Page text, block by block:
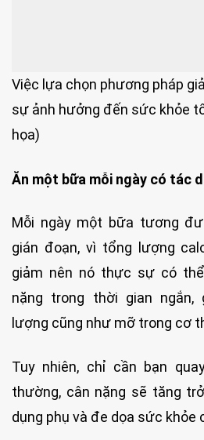
Việc lựa chọn phương pháp
sự ảnh hưởng đến sức khỏe
họa)
Ăn một bữa mỗi ngày có tác
Mỗi ngày một bữa tương
gián đoạn, vì tổng lượng
giảm nên nó thực sự có
nặng trong thời gian ngắn,
lượng cũng như mỡ trong cơ
Tuy nhiên, chỉ cần bạn
thường, cân nặng sẽ tăng
dụng phụ và đe dọa sức khỏe